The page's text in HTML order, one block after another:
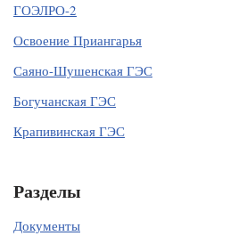
ГОЭЛРО-2
Освоение Приангарья
Саяно-Шушенская ГЭС
Богучанская ГЭС
Крапивинская ГЭС
Разделы
Документы